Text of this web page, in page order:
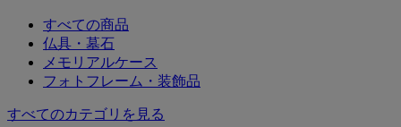
すべての商品
仏具・墓石
メモリアルケース
フォトフレーム・装飾品
すべてのカテゴリを見る